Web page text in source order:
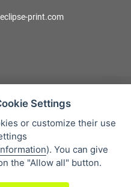
print.com
Settings
or customize their use
). You can give
the "Allow all" button.